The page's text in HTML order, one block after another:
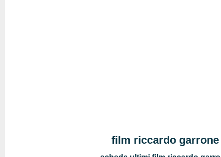
film riccardo garrone